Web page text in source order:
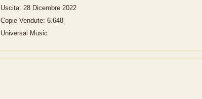
Uscita: 28 Dicembre 2022
Copie Vendute: 6.648
Universal Music